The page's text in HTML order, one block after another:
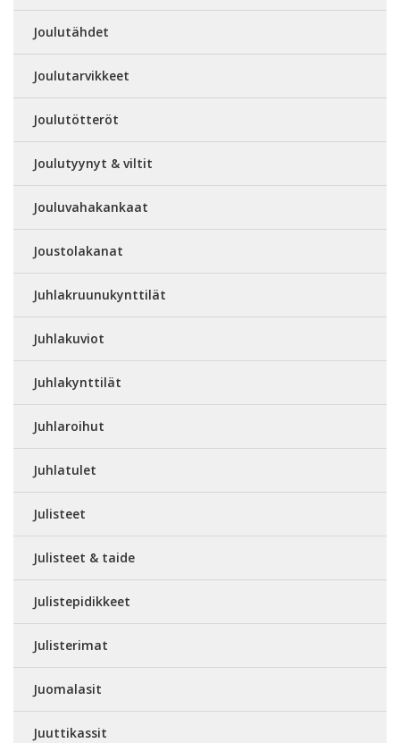
Joulutähdet
Joulutarvikkeet
Joulutötteröt
Joulutyynyt & viltit
Jouluvahakankaat
Joustolakanat
Juhlakruunukynttilät
Juhlakuviot
Juhlakynttilät
Juhlaroihut
Juhlatulet
Julisteet
Julisteet & taide
Julistepidikkeet
Julisterimat
Juomalasit
Juuttikassit